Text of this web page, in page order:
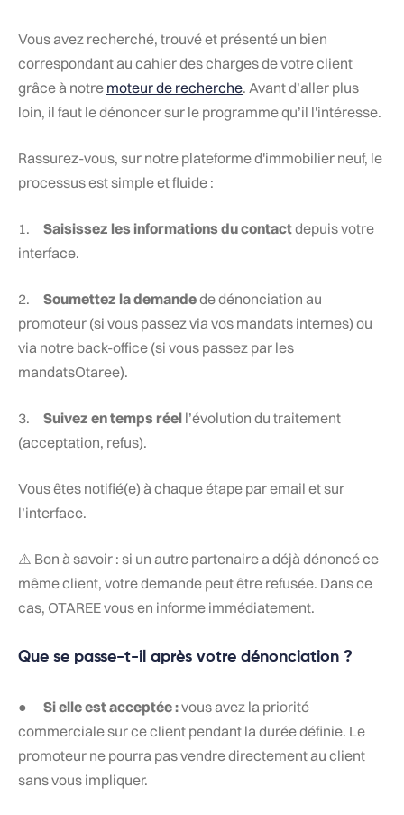
Vous avez recherché, trouvé et présenté un bien
correspondant au cahier des charges de votre client
grâce à notre moteur de recherche. Avant d’aller plus
loin, il faut le dénoncer sur le programme qu’il l'intéresse.
Rassurez-vous, sur notre plateforme d'immobilier neuf, le
processus est simple et fluide :
1. Saisissez les informations du contactdepuis votre
interface.
2. Soumettez la demandede dénonciation au
promoteur (si vous passez via vos mandats internes) ou
via notre back-office (si vous passez par les
mandatsOtaree).
3. Suivez en temps réel l’évolution du traitement
(acceptation, refus).
Vous êtes notifié(e) à chaque étape par email et sur
l’interface.
⚠️ Bon à savoir : si un autre partenaire a déjà dénoncé ce
même client, votre demande peut être refusée. Dans ce
cas, OTAREE vous en informe immédiatement.
Que se passe-t-il après votre dénonciation ?
● Si elle est acceptée :vous avez la priorité
commerciale sur ce client pendant la durée définie. Le
promoteur ne pourra pas vendre directement au client
sans vous impliquer.